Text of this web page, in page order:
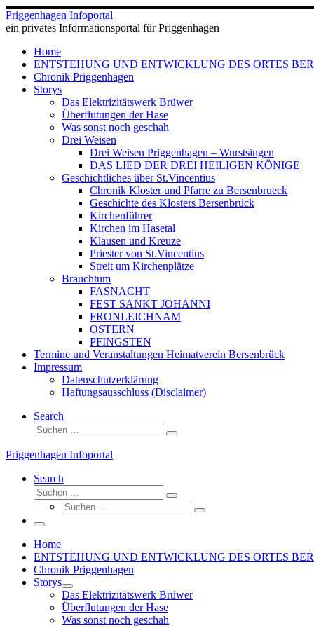
Zum
Inhalt
springen
Priggenhagen Infoportal
ein privates Informationsportal für Priggenhagen
Home
ENTSTEHUNG UND ENTWICKLUNG DES ORTES
Chronik Priggenhagen
Storys
Das Elektrizitätswerk Brüwer
Überflutungen der Hase
Was sonst noch geschah
Drei Weisen
Drei Weisen Priggenhagen – Wurstsingen
DAS LIED DER DREI HEILIGEN KÖNIGE
Geschichtliches über St.Vincentius
Chronik Kloster und Pfarre zu Bersenbrueck
Geschichte des Klosters Bersenbrück
Kirchenführer
Kirchen im Hasetal
Klausen und Kreuze
Priester von St.Vincentius
Streit um Kirchenplätze
Brauchtum
FASNACHT
FEST SANKT JOHANNI
FRONLEICHNAM
OSTERN
PFINGSTEN
Termine und Veranstaltungen Heimatverein Bersenbrück
Impressum
Datenschutzerklärung
Haftungsausschluss (Disclaimer)
Search
Suche
Suchen …
Priggenhagen Infoportal
Search
Suche
Suchen …
Suche
Suchen …
Menü
Home
ENTSTEHUNG UND ENTWICKLUNG DES ORTES
Chronik Priggenhagen
Storys
Das Elektrizitätswerk Brüwer
Überflutungen der Hase
Was sonst noch geschah